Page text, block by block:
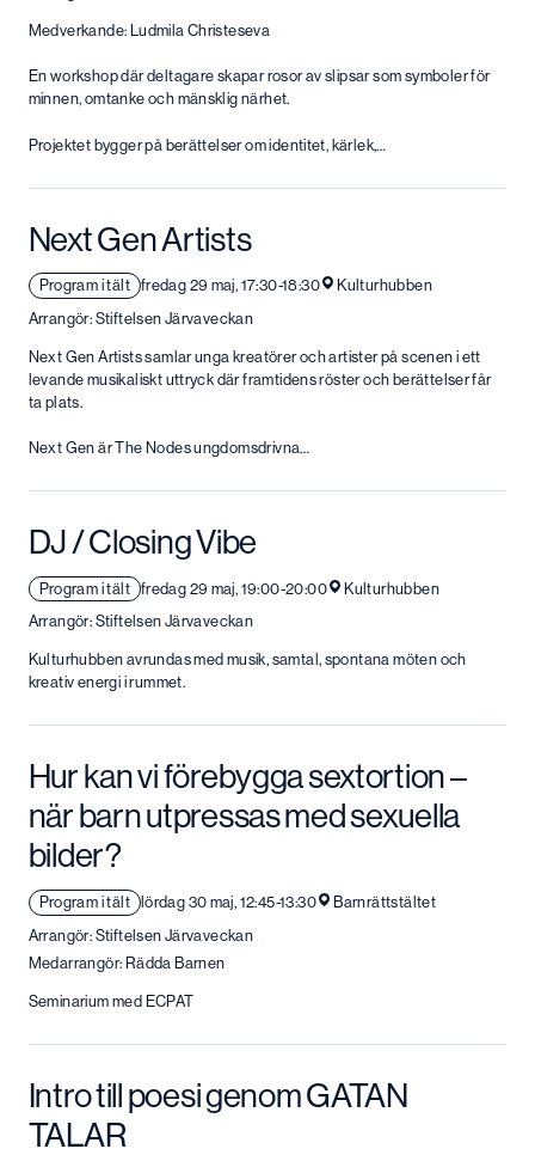
Medverkande: Ludmila Christeseva
En workshop där deltagare skapar rosor av slipsar som symboler för
minnen, omtanke och mänsklig närhet.
Projektet bygger på berättelser om identitet, kärlek,…
Next Gen Artists
Program i tält fredag 29 maj, 17:30-18:30
Kulturhubben
Arrangör: Stiftelsen Järvaveckan
Next Gen Artists samlar unga kreatörer och artister på scenen i ett
levande musikaliskt uttryck där framtidens röster och berättelser får
ta plats.
Next Gen är The Nodes ungdomsdrivna…
DJ / Closing Vibe
Program i tält fredag 29 maj, 19:00-20:00
Kulturhubben
Arrangör: Stiftelsen Järvaveckan
Kulturhubben avrundas med musik, samtal, spontana möten och
kreativ energi i rummet.
Hur kan vi förebygga sextortion –
när barn utpressas med sexuella
bilder?
Program i tält lördag 30 maj, 12:45-13:30
Barnrättstältet
Arrangör: Stiftelsen Järvaveckan
Medarrangör: Rädda Barnen
Seminarium med ECPAT
Intro till poesi genom GATAN
TALAR